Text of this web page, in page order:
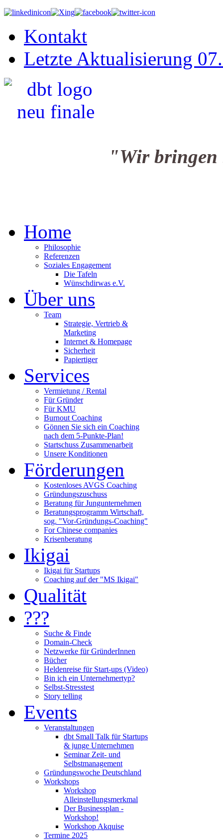
Kontakt
Letzte Aktualisierung
"Wir bringen Sie
Home
Philosophie
Referenzen
Soziales Engagement
Die Tafeln
Wünschdirwas e.V.
Über uns
Team
Strategie, Vertrieb &
Marketing
Internet & Homepage
Sicherheit
Papiertiger
Services
Vermietung / Rental
Für Gründer
Für KMU
Burnout Coaching
Gönnen Sie sich ein Coaching
nach dem 5-Punkte-Plan!
Startschuss Zusammenarbeit
Unsere Konditionen
Förderungen
Kostenloses AVGS Coaching
Gründungszuschuss
Beratung für Jungunternehmen
Beratungsprogramm Wirtschaft,
sog. "Vor-Gründungs-Coaching"
For Chinese companies
Krisenberatung
Ikigai
Ikigai für Startups
Coaching auf der "MS Ikigai"
Qualität
???
Suche & Finde
Domain-Check
Netzwerke für GründerInnen
Bücher
Heldenreise für Start-ups (Video)
Bin ich ein Unternehmertyp?
Selbst-Stresstest
Story telling
Events
Veranstaltungen
dbt Small Talk für Startups
& junge Unternehmen
Seminar Zeit- und
Selbstmanagement
Gründungswoche Deutschland
Workshops
Workshop
Alleinstellungsmerkmal
Der Businessplan -
Workshop!
Workshop Akquise
Termine 2025